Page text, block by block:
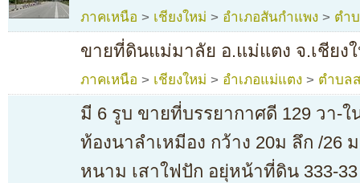
ภาคเหนือ > เชียงใหม่ > อำเภอสันกำแพง > ตำ
ขายที่ดินแม่มาลัย อ.แม่แตง จ.เชียง
ภาคเหนือ > เชียงใหม่ > อำเภอแม่แตง > ตำบล
มี 6 รูบ ขายที่บรรยากาศดี 129 วา-
ท้องนาลำเหมีอง กว้าง 20ม ลึก /26
หนาม เสาใฟปัก อยุ่หน้าที่ดิน 333-33